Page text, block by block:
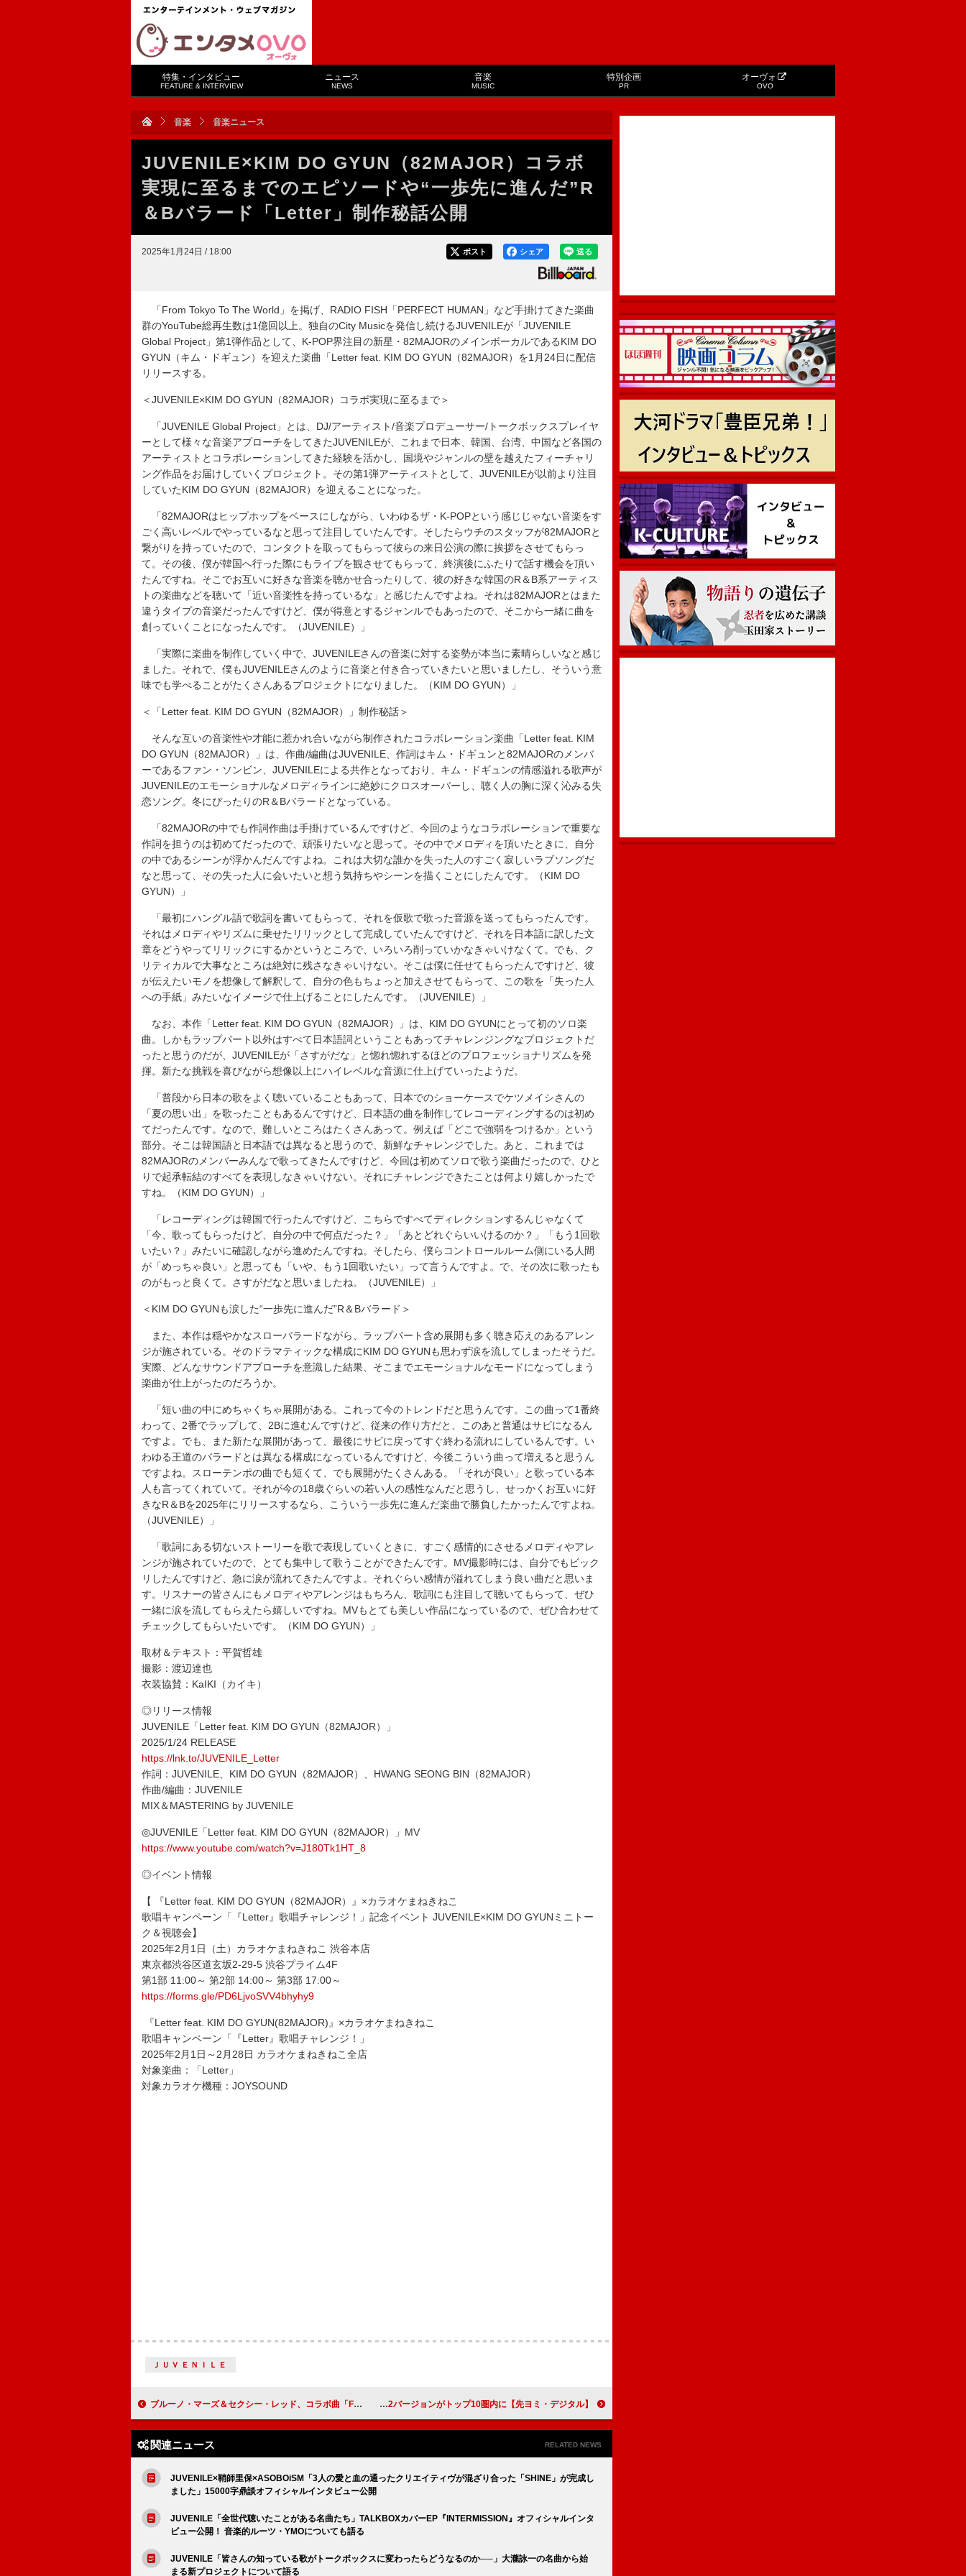
特集・インタビュー
FEATURE & INTERVIEW
ニュース
NEWS
音楽
MUSIC
特別企画
PR
オーヴォ
OVO
音楽 音楽ニュース
JUVENILE×KIM DO GYUN（82MAJOR）コラボ
実現に至るまでのエピソードや“一歩先に進んだ”R
＆Bバラード「Letter」制作秘話公開
2025年1月24日 / 18:00 送る
シェア
ポスト
「From Tokyo To The World」を掲げ、RADIO FISH「PERFECT HUMAN」など手掛けてきた楽曲
群のYouTube総再生数は1億回以上。独自のCity Musicを発信し続けるJUVENILEが「JUVENILE
Global Project」第1弾作品として、K-POP界注目の新星・82MAJORのメインボーカルであるKIM DO
GYUN（キム・ドギュン）を迎えた楽曲「Letter feat. KIM DO GYUN（82MAJOR）を1月24日に配信
リリースする。
＜JUVENILE×KIM DO GYUN（82MAJOR）コラボ実現に至るまで＞
「JUVENILE Global Project」とは、DJ/アーティスト/音楽プロデューサー/トークボックスプレイヤ
ーとして様々な音楽アプローチをしてきたJUVENILEが、これまで日本、韓国、台湾、中国など各国の
アーティストとコラボレーションしてきた経験を活かし、国境やジャンルの壁を越えたフィーチャリ
ング作品をお届けしていくプロジェクト。その第1弾アーティストとして、JUVENILEが以前より注目
していたKIM DO GYUN（82MAJOR）を迎えることになった。
「82MAJORはヒップホップをベースにしながら、いわゆるザ・K-POPという感じじゃない音楽をす
ごく高いレベルでやっているなと思って注目していたんです。そしたらウチのスタッフが82MAJORと
繋がりを持っていたので、コンタクトを取ってもらって彼らの来日公演の際に挨拶をさせてもらっ
て。その後、僕が韓国へ行った際にもライブを観させてもらって、終演後にふたりで話す機会を頂い
たんですね。そこでお互いに好きな音楽を聴かせ合ったりして、彼の好きな韓国のR＆B系アーティス
トの楽曲などを聴いて「近い音楽性を持っているな」と感じたんですよね。それは82MAJORとはまた
違うタイプの音楽だったんですけど、僕が得意とするジャンルでもあったので、そこから一緒に曲を
創っていくことになったんです。（JUVENILE）」
「実際に楽曲を制作していく中で、JUVENILEさんの音楽に対する姿勢が本当に素晴らしいなと感じ
ました。それで、僕もJUVENILEさんのように音楽と付き合っていきたいと思いましたし、そういう意
味でも学べることがたくさんあるプロジェクトになりました。（KIM DO GYUN）」
＜「Letter feat. KIM DO GYUN（82MAJOR）」制作秘話＞
そんな互いの音楽性や才能に惹かれ合いながら制作されたコラボレーション楽曲「Letter feat. KIM
DO GYUN（82MAJOR）」は、作曲/編曲はJUVENILE、作詞はキム・ドギュンと82MAJORのメンバ
ーであるファン・ソンビン、JUVENILEによる共作となっており、キム・ドギュンの情感溢れる歌声が
JUVENILEのエモーショナルなメロディラインに絶妙にクロスオーバーし、聴く人の胸に深く沁みる失
恋ソング。冬にぴったりのR＆Bバラードとなっている。
「82MAJORの中でも作詞作曲は手掛けているんですけど、今回のようなコラボレーションで重要な
作詞を担うのは初めてだったので、頑張りたいなと思って。その中でメロディを頂いたときに、自分
の中であるシーンが浮かんだんですよね。これは大切な誰かを失った人のすごく寂しいラブソングだ
なと思って、その失った人に会いたいと想う気持ちやシーンを描くことにしたんです。（KIM DO
GYUN）」
「最初にハングル語で歌詞を書いてもらって、それを仮歌で歌った音源を送ってもらったんです。
それはメロディやリズムに乗せたリリックとして完成していたんですけど、それを日本語に訳した文
章をどうやってリリックにするかというところで、いろいろ削っていかなきゃいけなくて。でも、ク
リティカルで大事なところは絶対に残さなきゃいけない。そこは僕に任せてもらったんですけど、彼
が伝えたいモノを想像して解釈して、自分の色もちょっと加えさせてもらって、この歌を「失った人
への手紙」みたいなイメージで仕上げることにしたんです。（JUVENILE）」
なお、本作「Letter feat. KIM DO GYUN（82MAJOR）」は、KIM DO GYUNにとって初のソロ楽
曲。しかもラップパート以外はすべて日本語詞ということもあってチャレンジングなプロジェクトだ
ったと思うのだが、JUVENILEが「さすがだな」と惚れ惚れするほどのプロフェッショナリズムを発
揮。新たな挑戦を喜びながら想像以上にハイレベルな音源に仕上げていったようだ。
「普段から日本の歌をよく聴いていることもあって、日本でのショーケースでケツメイシさんの
「夏の思い出」を歌ったこともあるんですけど、日本語の曲を制作してレコーディングするのは初め
てだったんです。なので、難しいところはたくさんあって。例えば「どこで強弱をつけるか」という
部分。そこは韓国語と日本語では異なると思うので、新鮮なチャレンジでした。あと、これまでは
82MAJORのメンバーみんなで歌ってきたんですけど、今回は初めてソロで歌う楽曲だったので、ひと
りで起承転結のすべてを表現しなきゃいけない。それにチャレンジできたことは何より嬉しかったで
すね。（KIM DO GYUN）」
「レコーディングは韓国で行ったんですけど、こちらですべてディレクションするんじゃなくて
「今、歌ってもらったけど、自分の中で何点だった？」「あとどれぐらいいけるのか？」「もう1回歌
いたい？」みたいに確認しながら進めたんですね。そしたら、僕らコントロールルーム側にいる人間
が「めっちゃ良い」と思っても「いや、もう1回歌いたい」って言うんですよ。で、その次に歌ったも
のがもっと良くて。さすがだなと思いましたね。（JUVENILE）」
＜KIM DO GYUNも涙した“一歩先に進んだ”R＆Bバラード＞
また、本作は穏やかなスローバラードながら、ラップパート含め展開も多く聴き応えのあるアレン
ジが施されている。そのドラマティックな構成にKIM DO GYUNも思わず涙を流してしまったそうだ。
実際、どんなサウンドアプローチを意識した結果、そこまでエモーショナルなモードになってしまう
楽曲が仕上がったのだろうか。
「短い曲の中にめちゃくちゃ展開がある。これって今のトレンドだと思うんです。この曲って1番終
わって、2番でラップして、2Bに進むんですけど、従来の作り方だと、このあと普通はサビになるん
ですよ。でも、また新たな展開があって、最後にサビに戻ってすぐ終わる流れにしているんです。い
わゆる王道のバラードとは異なる構成になっているんですけど、今後こういう曲って増えると思うん
ですよね。スローテンポの曲でも短くて、でも展開がたくさんある。「それが良い」と歌っている本
人も言ってくれていて。それが今の18歳ぐらいの若い人の感性なんだと思うし、せっかくお互いに好
きなR＆Bを2025年にリリースするなら、こういう一歩先に進んだ楽曲で勝負したかったんですよね。
（JUVENILE）」
「歌詞にある切ないストーリーを歌で表現していくときに、すごく感情的にさせるメロディやアレ
ンジが施されていたので、とても集中して歌うことができたんです。MV撮影時には、自分でもビック
リしたんですけど、急に涙が流れてきたんですよ。それぐらい感情が溢れてしまう良い曲だと思いま
す。リスナーの皆さんにもメロディやアレンジはもちろん、歌詞にも注目して聴いてもらって、ぜひ
一緒に涙を流してもらえたら嬉しいですね。MVもとても美しい作品になっているので、ぜひ合わせて
チェックしてもらいたいです。（KIM DO GYUN）」
取材＆テキスト：平賀哲雄
撮影：渡辺達也
衣装協賛：KaIKI（カイキ）
◎リリース情報
JUVENILE「Letter feat. KIM DO GYUN（82MAJOR）」
2025/1/24 RELEASE
https://lnk.to/JUVENILE_Letter
作詞：JUVENILE、KIM DO GYUN（82MAJOR）、HWANG SEONG BIN（82MAJOR）
作曲/編曲：JUVENILE
MIX＆MASTERING by JUVENILE
◎JUVENILE「Letter feat. KIM DO GYUN（82MAJOR）」MV
https://www.youtube.com/watch?v=J180Tk1HT_8
◎イベント情報
【 『Letter feat. KIM DO GYUN（82MAJOR）』×カラオケまねきねこ
歌唱キャンペーン「『Letter』歌唱チャレンジ！」記念イベント JUVENILE×KIM DO GYUNミニトー
ク＆視聴会】
2025年2月1日（土）カラオケまねきねこ 渋谷本店
東京都渋谷区道玄坂2-29-5 渋谷プライム4F
第1部 11:00～ 第2部 14:00～ 第3部 17:00～
https://forms.gle/PD6LjvoSVV4bhyhy9
『Letter feat. KIM DO GYUN(82MAJOR)』×カラオケまねきねこ
歌唱キャンペーン「『Letter』歌唱チャレンジ！」
2025年2月1日～2月28日 カラオケまねきねこ全店
対象楽曲：「Letter」
対象カラオケ機種：JOYSOUND
ＪＵＶＥＮＩＬＥ
ブルーノ・マーズ＆セクシー・レッド、コラボ曲「Fat Juicy & Wet」公開 MVにレディー・ガガ＆ロゼも出演 【先ヨミ・デジタル】米津玄師「Plazma」DLソング首位独走中 ミセス「ダーリン」2バージョンがトップ10圏内に
関連ニュース RELATED NEWS
JUVENILE×鞘師里保×ASOBOiSM「3人の愛と血の通ったクリエイティヴが混ざり合った「SHINE」が完成し
ました」15000字鼎談オフィシャルインタビュー公開
JUVENILE「全世代聴いたことがある名曲たち」TALKBOXカバーEP『INTERMISSION』オフィシャルインタ
ビュー公開！ 音楽的ルーツ・YMOについても語る
JUVENILE「皆さんの知っている歌がトークボックスに変わったらどうなるのか──」大瀧詠一の名曲から始
まる新プロジェクトについて語る